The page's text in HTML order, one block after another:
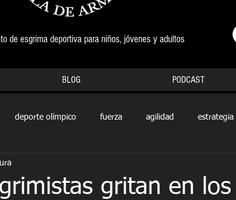
de esgrima deportiva para niños, jóvenes y adultos
BLOG PODCAST
deporte olímpico fuerza agilidad estrategia
gritan en los